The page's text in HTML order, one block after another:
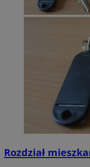
Rozdział